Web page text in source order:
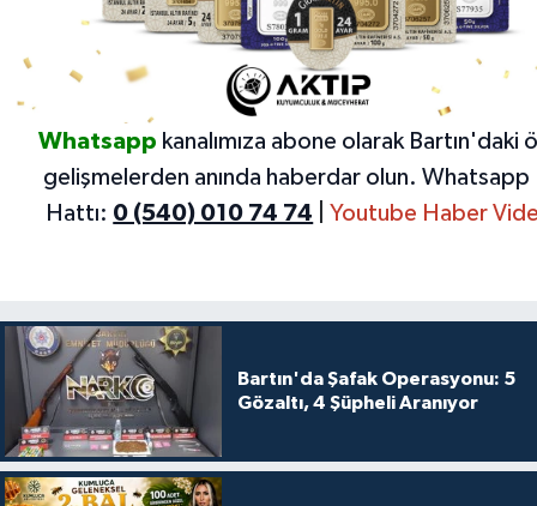
Whatsapp kanalımıza abone olarak Bartın'daki
gelişmelerden anında haberdar olun. Whatsapp
Hattı: 0 (540) 010 74 74 |Youtube Haber
Bartın'da Şafak Operasyonu: 5
Gözaltı, 4 Şüpheli Aranıyor